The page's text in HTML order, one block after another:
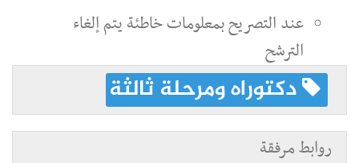
عند التصريح بمعلومات خاطئة يتم إلغاء
الترشح
دكتوراه ومرحلة ثالثة
روابط مرفقة